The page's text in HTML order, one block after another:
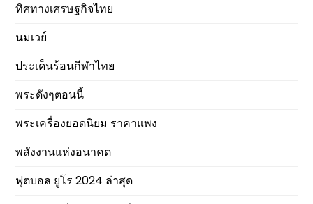
ทิศทางเศรษฐกิจไทย
นมเวย์
ประเด็นร้อนกีฬาไทย
พระดังๆตอนนี้
พระเครื่องยอดนิยม ราคาแพง
พลังงานแห่งอนาคต
ฟุตบอล ยูโร 2024 ล่าสุด